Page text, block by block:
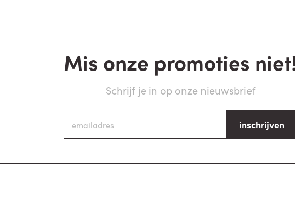
Mis onze promoties
Schrijf je in op onze nieuwsbrief
inschrijven